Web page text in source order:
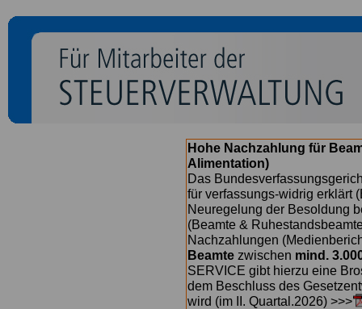
Hohe Nachzahlung für
Alimentation)
Das
für verfassungs-widrig erklärt
Neuregelung der Besoldung
(Beamte &
Nachzahlungen
Beamte zwischen mind.
SERVICE gibt hierzu eine
dem Beschluss des
wird (im II. Quartal.2026) >>>